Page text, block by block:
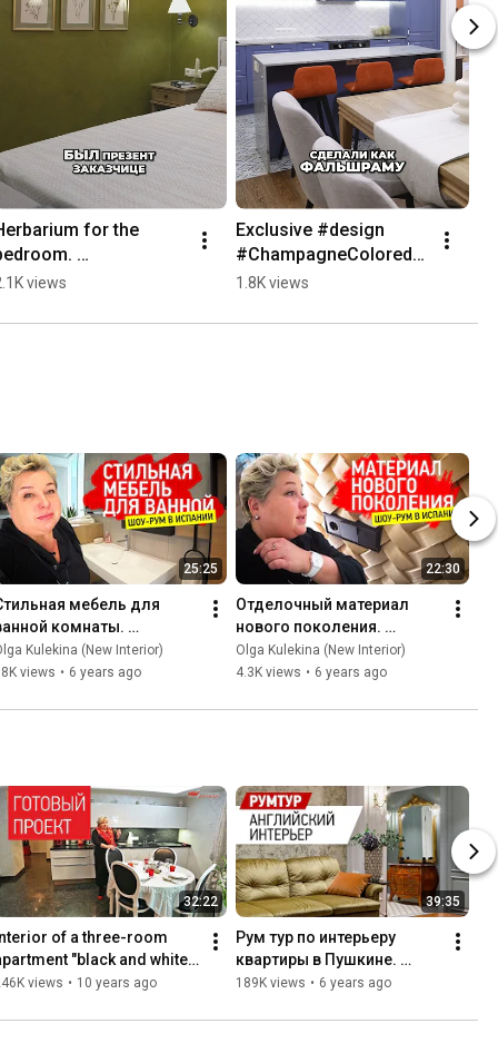
for the
in
from a designer
views
Exclusive #design
#ChampagneColoredM
irror for our interior
1.8K views
25:25
мебель для
комнаты.
решения
интерьера ванной.
Kulekina (New Interior)
views • 6 years ago
22:30
Отделочный материал
нового поколения.
Искусственный камень в
интерьере. Валенсия,
Olga Kulekina (New Interior)
4.3K views • 6 years ago
32:22
Interior of a three-room
"black and white",
sq.m. Interior design.
views • 10 years ago
39:35
Рум тур по интерьеру
квартиры в Пушкине.
Проект Немного Англии -
квартиры
189K views • 6 years ago